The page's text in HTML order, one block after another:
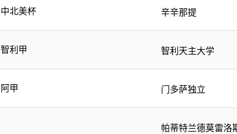
中北美杯 辛辛那提
智利甲 智利天主大学
阿甲 门多萨独立
帕蒂特兰德莫雷洛